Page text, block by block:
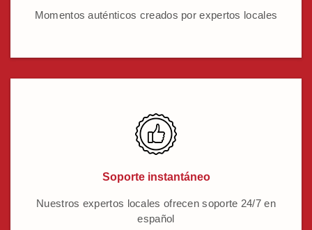
Momentos auténticos creados por expertos locales
Soporte instantáneo
Nuestros expertos locales ofrecen soporte 24/7 en
español